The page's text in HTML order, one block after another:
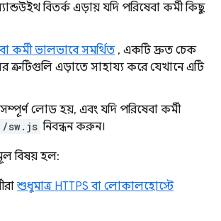
বিতর্ক এড়ায় যদি পরিষেবা কর্মী কিছু
কর্মী ভালভাবে সমর্থিত , একটি দ্রুত চেক
ত্রুটিগুলি এড়াতে সাহায্য করে যেখানে এটি
লোড হয়, এবং যদি পরিষেবা কর্মী
/sw.js নিবন্ধন করুন।
বিষয় হল:
শুধুমাত্র HTTPS বা লোকালহোস্টে